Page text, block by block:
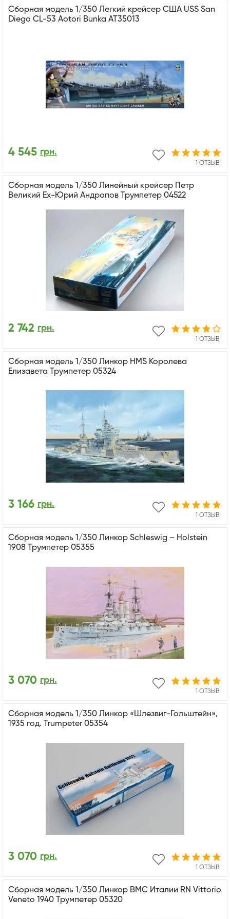
Сборная модель 1/350 Легкий крейсер США USS San
Diego CL-53 Aotori Bunka AT35013
1 ОТЗЫВ
4 545 грн.
Сборная модель 1/350 Линейный крейсер Петр
Великий Ex-Юрий Андропов Трумпетер 04522
1 ОТЗЫВ
2 742 грн.
Сборная модель 1/350 Линкор HMS Королева
Елизавета Трумпетер 05324
1 ОТЗЫВ
3 166 грн.
Сборная модель 1/350 Линкор Schleswig – Holstein
1908 Трумпетер 05355
1 ОТЗЫВ
3 070 грн.
Сборная модель 1/350 Линкор «Шлезвиг-Гольштейн»,
1935 год. Trumpeter 05354
1 ОТЗЫВ
3 070 грн.
Сборная модель 1/350 Линкор ВМС Италии RN Vittorio
Veneto 1940 Трумпетер 05320